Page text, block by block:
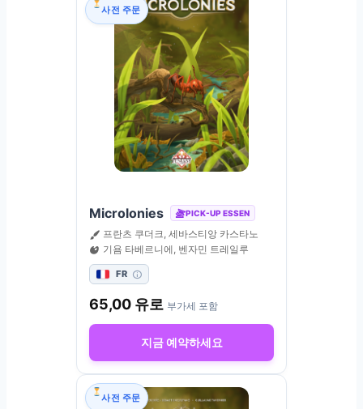
사전 주문
Microlonies PICK-UP ESSEN
프란츠 쿠더크, 세바스티앙 카스타노
기욤 타베르니에, 벤자민 트레일루
FR
65,00 유로 부가세 포함
지금 예약하세요
사전 주문